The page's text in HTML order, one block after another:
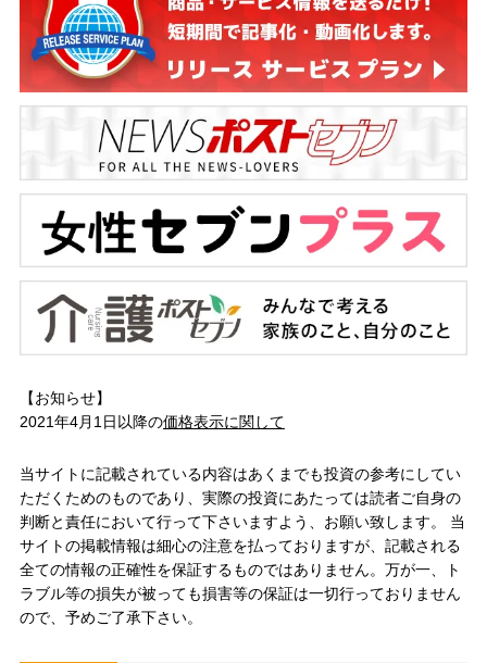
【お知らせ】
2021年4月1日以降の価格表示に関して
当サイトに記載されている内容はあくまでも投資の参考にしてい
ただくためのものであり、実際の投資にあたっては読者ご自身の
判断と責任において行って下さいますよう、お願い致します。 当
サイトの掲載情報は細心の注意を払っておりますが、記載される
全ての情報の正確性を保証するものではありません。万が一、ト
ラブル等の損失が被っても損害等の保証は一切行っておりません
ので、予めご了承下さい。